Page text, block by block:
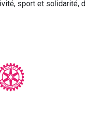
sport et